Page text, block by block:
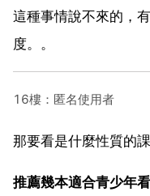
這種事情說不來的，
度。。
16樓：匿名使用者
那要看是什麼性質的
推薦幾本適合青少年